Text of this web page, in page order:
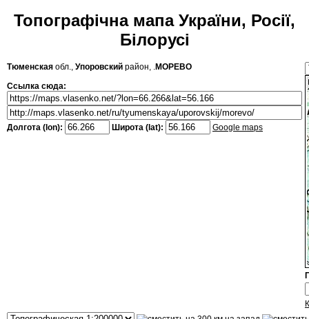
Топографічна мапа України, Росії,
Білорусі
Тюменская обл., Упоровский район, .МОРЕВО
Ссылка сюда:
Долгота (lon): Широта (lat): Google maps